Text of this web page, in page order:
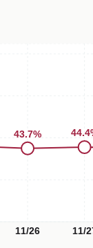
11/26 11/
43.7% 44.4